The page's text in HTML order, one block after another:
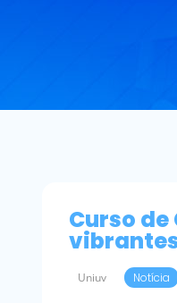
Curso
Uniuv Notícia